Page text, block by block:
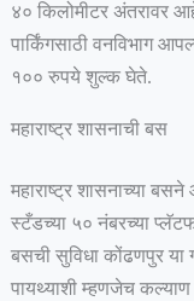
४० किलोमीटर अंतरावर
पार्किंगसाठी वनविभाग
१०० रुपये शुल्क घेते.
महाराष्ट्र शासनाची बस
महाराष्ट्र शासनाच्या
स्टँडच्या ५० नंबरच्या
बसची सुविधा कोंढणपुर या
पायथ्याशी म्हणजेच